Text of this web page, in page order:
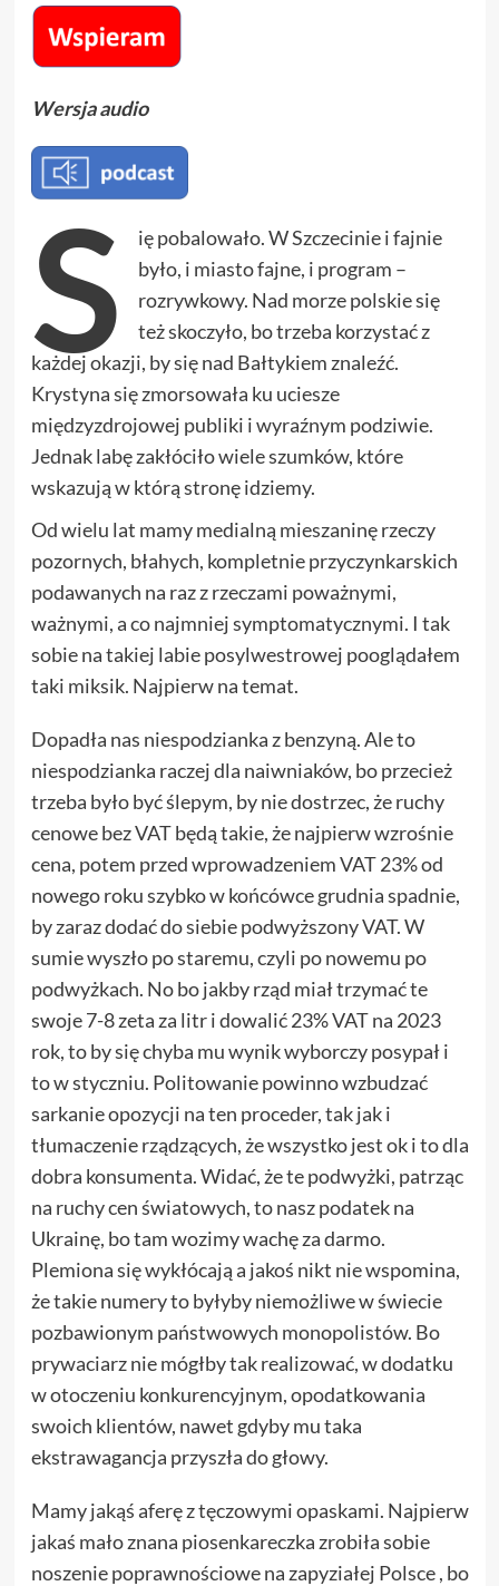
Wersja audio
S
ię pobalowało. W Szczecinie i fajnie
było, i miasto fajne, i program –
rozrywkowy. Nad morze polskie się
też skoczyło, bo trzeba korzystać z
każdej okazji, by się nad Bałtykiem znaleźć.
Krystyna się zmorsowała ku uciesze
międzyzdrojowej publiki i wyraźnym podziwie.
Jednak labę zakłóciło wiele szumków, które
wskazują w którą stronę idziemy.
Od wielu lat mamy medialną mieszaninę rzeczy
pozornych, błahych, kompletnie przyczynkarskich
podawanych na raz z rzeczami poważnymi,
ważnymi, a co najmniej symptomatycznymi. I tak
sobie na takiej labie posylwestrowej pooglądałem
taki miksik. Najpierw na temat.
Dopadła nas niespodzianka z benzyną. Ale to
niespodzianka raczej dla naiwniaków, bo przecież
trzeba było być ślepym, by nie dostrzec, że ruchy
cenowe bez VAT będą takie, że najpierw wzrośnie
cena, potem przed wprowadzeniem VAT 23% od
nowego roku szybko w końcówce grudnia spadnie,
by zaraz dodać do siebie podwyższony VAT. W
sumie wyszło po staremu, czyli po nowemu po
podwyżkach. No bo jakby rząd miał trzymać te
swoje 7-8 zeta za litr i dowalić 23% VAT na 2023
rok, to by się chyba mu wynik wyborczy posypał i
to w styczniu. Politowanie powinno wzbudzać
sarkanie opozycji na ten proceder, tak jak i
tłumaczenie rządzących, że wszystko jest ok i to dla
dobra konsumenta. Widać, że te podwyżki, patrząc
na ruchy cen światowych, to nasz podatek na
Ukrainę, bo tam wozimy wachę za darmo.
Plemiona się wykłócają a jakoś nikt nie wspomina,
że takie numery to byłyby niemożliwe w świecie
pozbawionym państwowych monopolistów. Bo
prywaciarz nie mógłby tak realizować, w dodatku
w otoczeniu konkurencyjnym, opodatkowania
swoich klientów, nawet gdyby mu taka
ekstrawagancja przyszła do głowy.
Mamy jakąś aferę z tęczowymi opaskami. Najpierw
jakaś mało znana piosenkareczka zrobiła sobie
noszenie poprawnościowe na zapyziałej Polsce , bo